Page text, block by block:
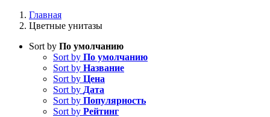
Главная
Цветные унитазы
Sort by По умолчанию
Sort by По умолчанию
Sort by Название
Sort by Цена
Sort by Дата
Sort by Популярность
Sort by Рейтинг